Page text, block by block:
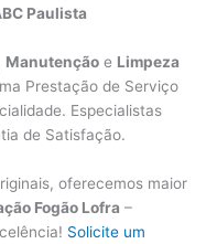
Paulista
Manutenção e Limpeza
Prestação de Serviço
Especialistas
de Satisfação.
oferecemos maior
Fogão Lofra –
Solicite um